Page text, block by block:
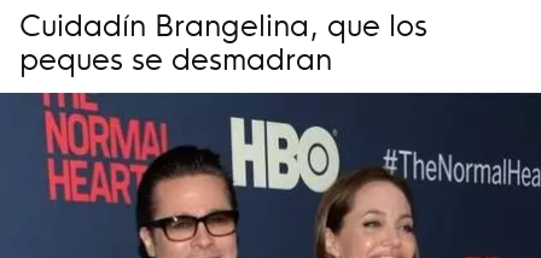
Cuidadín Brangelina, que los
peques se desmadran